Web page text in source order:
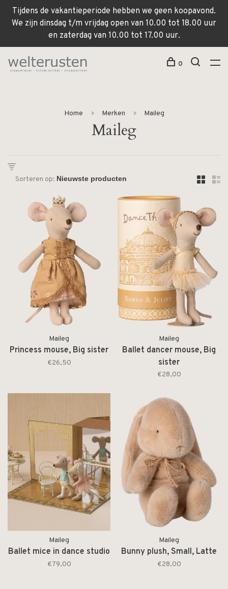
Tijdens de vakantieperiode hebben we geen koopavond.
We zijn dinsdag t/m vrijdag open van 10.00 tot 18.00 uur
en zaterdag van 10.00 tot 17.00 uur.
0
Home Merken Maileg
Maileg
Sorteren op:
Maileg
Princess mouse, Big sister
€26,50
Maileg
Ballet dancer mouse, Big
sister
€28,00
Maileg
Ballet mice in dance studio
€79,00
Maileg
Bunny plush, Small, Latte
€28,00